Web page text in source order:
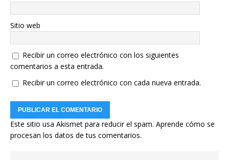
Sitio web
Recibir un correo electrónico con los siguientes
comentarios a esta entrada.
Recibir un correo electrónico con cada nueva entrada.
Este sitio usa Akismet para reducir el spam. Aprende cómo se
procesan los datos de tus comentarios.